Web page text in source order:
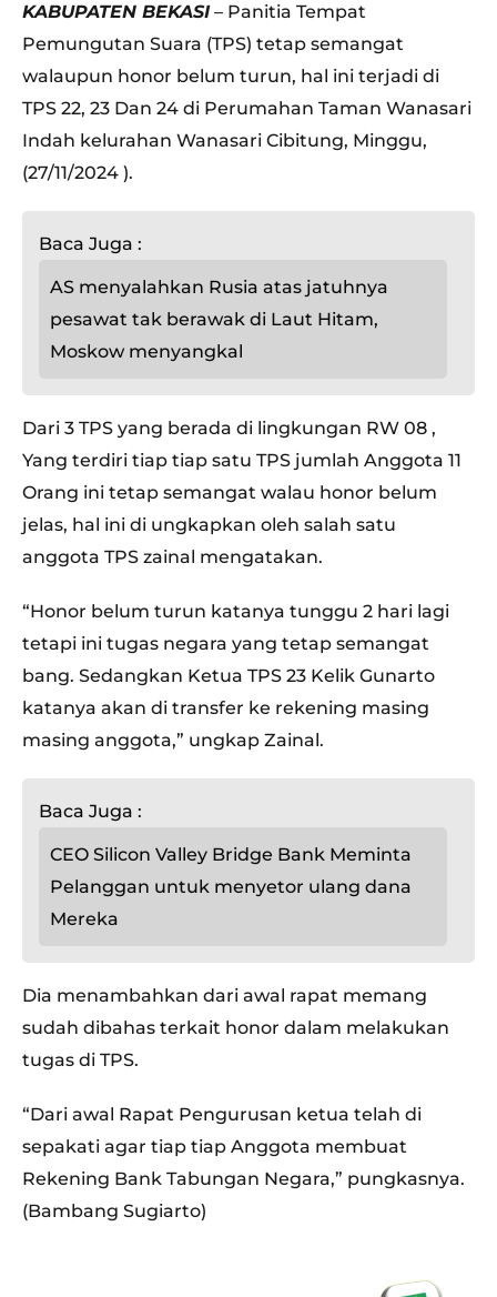
KABUPATEN BEKASI– Panitia Tempat
Pemungutan Suara (TPS) tetap semangat
walaupun honor belum turun, hal ini terjadi di
TPS 22, 23 Dan 24 di Perumahan Taman Wanasari
Indah kelurahan Wanasari Cibitung, Minggu,
(27/11/2024 ).
Baca Juga :
AS menyalahkan Rusia atas jatuhnya
pesawat tak berawak di Laut Hitam,
Moskow menyangkal
Dari 3 TPS yang berada di lingkungan RW 08 ,
Yang terdiri tiap tiap satu TPS jumlah Anggota 11
Orang ini tetap semangat walau honor belum
jelas, hal ini di ungkapkan oleh salah satu
anggota TPS zainal mengatakan.
“Honor belum turun katanya tunggu 2 hari lagi
tetapi ini tugas negara yang tetap semangat
bang. Sedangkan Ketua TPS 23 Kelik Gunarto
katanya akan di transfer ke rekening masing
masing anggota,” ungkap Zainal.
Baca Juga :
CEO Silicon Valley Bridge Bank Meminta
Pelanggan untuk menyetor ulang dana
Mereka
Dia menambahkan dari awal rapat memang
sudah dibahas terkait honor dalam melakukan
tugas di TPS.
“Dari awal Rapat Pengurusan ketua telah di
sepakati agar tiap tiap Anggota membuat
Rekening Bank Tabungan Negara,” pungkasnya.
(Bambang Sugiarto)